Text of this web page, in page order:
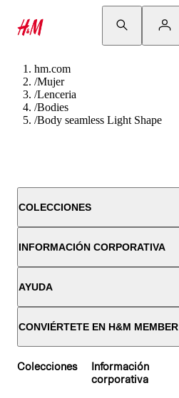
hm.com
/Mujer
/Lenceria
/Bodies
/Body seamless Light Shape
COLECCIONES
INFORMACIÓN CORPORATIVA
AYUDA
CONVIÉRTETE EN H&M MEMBER
Colecciones
Información
corporativa